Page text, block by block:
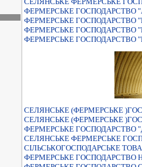
ФЕРМЕРСЬКЕ ГОСПОДАРСТВО
ФЕРМЕРСЬКЕ ГОСПОДАРСТВО
ФЕРМЕРСЬКЕ ГОСПОДАРСТВО
ФЕРМЕРСЬКЕ ГОСПОДАРСТВО
СЕЛЯНСЬКЕ (ФЕРМЕРСЬКЕ
СЕЛЯНСЬКЕ (ФЕРМЕРСЬКЕ
ФЕРМЕРСЬКЕ ГОСПОДАРСТВО
СЕЛЯНСЬКЕ ФЕРМЕРСЬКЕ
СIЛЬСЬКОГОСПОДАРСЬКЕ
ФЕРМЕРСЬКЕ ГОСПОДАРСТВО